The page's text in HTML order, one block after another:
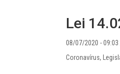
Lei
08/07/2020 - 09:03
Coronavírus,